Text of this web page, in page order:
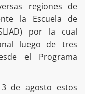
regiones de
la Escuela de
por la cual
luego de tres
el Programa
de agosto estos